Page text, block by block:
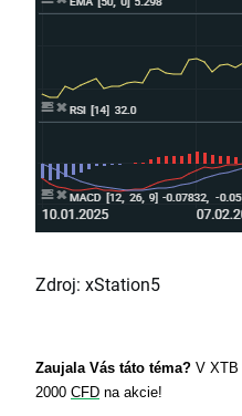
Zdroj: xStation5
Zaujala Vás táto téma? V XTB
2000 CFD na akcie!